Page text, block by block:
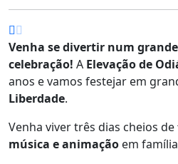
Venha se divertir num
celebração! A Elevação de
anos e vamos festejar em
Liberdade.
Venha viver três dias cheios de
música e animação em